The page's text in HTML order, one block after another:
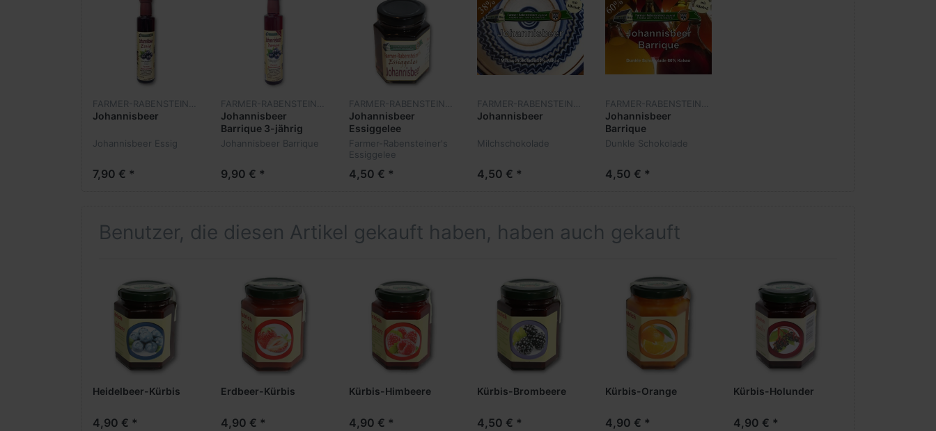
0,8 g
0,03 g
Johannisbeer
Johannisbeer Essig
7,90 € *
Johannisbeer
Barrique 3-jährig
Johannisbeer Barrique
9,90 € *
Johannisbeer
Essiggelee
Farmer-Rabensteiner's
Essiggelee
4,50 € *
Johannisbeer
Milchschokolade
4,50 € *
Johannisbeer
Barrique
Dunkle Schokolade
4,50 € *
Benutzer, die diesen Artikel gekauft haben, haben auch gekauft
Heidelbeer-Kürbis
4,90 € *
Erdbeer-Kürbis
4,90 € *
Kürbis-Himbeere
4,90 € *
Kürbis-Brombeere
4,50 € *
Kürbis-Orange
4,90 € *
Kürbis-Holunder
4,90 € *